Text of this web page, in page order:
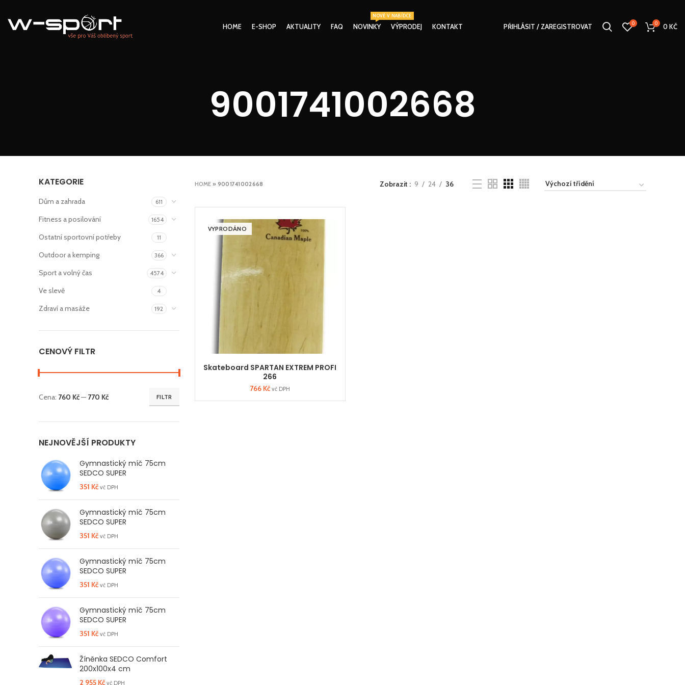
HOME E-SHOP AKTUALITY FAQ NOVINKY
NOVĚ V NABÍDCE
VÝPRODEJ KONTAKT PŘIHLÁSIT / ZAREGISTROVAT 0 0 0KČ
9001741002668
KATEGORIE
Dům a zahrada 611
Fitness a posilování 1654
Ostatní sportovní potřeby 11
Outdoor a kemping 366
Sport a volný čas 4574
Ve slevě 4
Zdraví a masáže 192
CENOVÝ FILTR
FILTR
Cena: 760 Kč— 770 Kč
NEJNOVĚJŠÍ PRODUKTY
Gymnastický míč 75cm
SEDCO SUPER
351 Kč vč DPH
Gymnastický míč 75cm
SEDCO SUPER
351 Kč vč DPH
Gymnastický míč 75cm
SEDCO SUPER
351 Kč vč DPH
Gymnastický míč 75cm
SEDCO SUPER
351 Kč vč DPH
Žíněnka SEDCO Comfort
200x100x4 cm
2 955 Kč vč DPH
HOME » 9001741002668 Zobrazit 9 24 36
VYPRODÁNO
Skateboard SPARTAN EXTREM PROFI
266
766 Kč vč DPH